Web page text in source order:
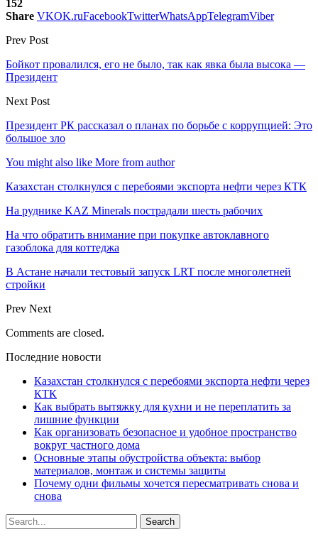
152
Share VKOK.ruFacebookTwitterWhatsAppTelegramViber
Prev Post
Бойкот провалился, его не было, так как явка была высока —
Президент
Next Post
Президент РК рассказал о планах по борьбе с коррупцией: Это
большое зло
You might also like More from author
Казахстан столкнулся с перебоями экспорта нефти через КТК
На руднике KAZ Minerals пострадали шесть рабочих
На что обратить внимание при покупке автоклавного
газоблока для коттеджа
В Астане начали тестовый запуск LRT после многолетней
стройки
Prev Next
Comments are closed.
Последние новости
Казахстан столкнулся с перебоями экспорта нефти через
КТК
Как выбрать вытяжку для кухни и не переплатить за
лишние функции
Как организовать безопасное и удобное пространство
вокруг частного дома
Основные этапы обустройства объекта: выбор
материалов, монтаж и системы защиты
Почему одни фильмы хочется пересматривать снова и
снова